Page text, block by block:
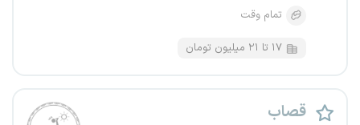
تمام وقت
۱۷ تا ۲۱ میلیون تومان
قصاب